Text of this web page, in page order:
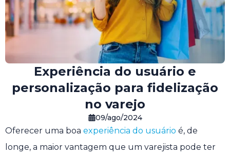
Experiência do usuário e
personalização para fidelização
no varejo
09/ago/2024
Oferecer uma boa experiência do usuário é, de
longe, a maior vantagem que um varejista pode ter